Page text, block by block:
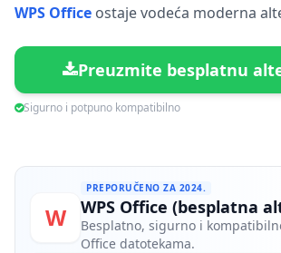
WPS Office ostaje vodeća moderna
Preuzmite besplatnu
Sigurno i potpuno kompatibilno
W
PREPORUČENO ZA 2024.
WPS Office (besplatna
Besplatno, sigurno i
Office datotekama.